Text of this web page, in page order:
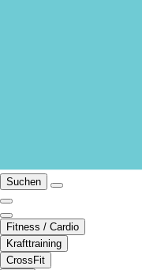
Suchen
Fitness / Cardio
Krafttraining
CrossFit